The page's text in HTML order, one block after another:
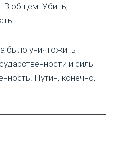
В общем. Убить,
было уничтожить
и силы
Путин, конечно,